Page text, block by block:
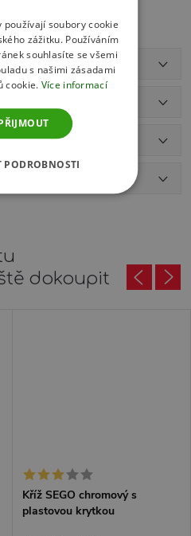
dokoupit
Kříž SEGO chromový s
plastovou krytkou
používají soubory cookie
zážitku. Používáním
souhlasíte se všemi
s našimi zásadami
cookie. Více informací
PODROBNOSTI